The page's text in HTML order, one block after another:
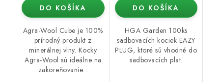
DO KOŠÍKA
Agra-Wool Cube je 100%
prírodný produkt z
minerálnej vlny. Kocky
Agra-Wool sú ideálne na
zakoreňovanie...
DO KOŠÍKA
HGA Garden 100ks
sadbovacích kociek EAZY
PLUG, ktoré sú vhodné do
sadbovacích plat.